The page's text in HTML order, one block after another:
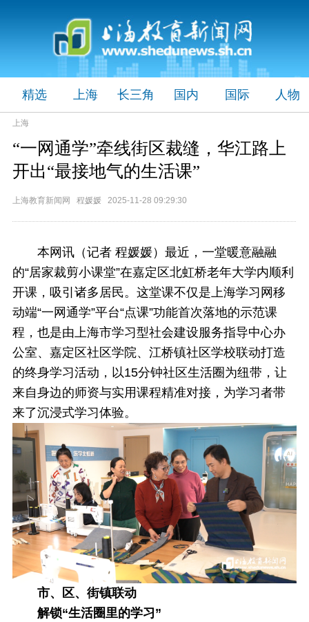
精选 上海 长三角 国内 国际 人物
上海
“一网通学”牵线街区裁缝，华江路上
开出“最接地气的生活课”
上海教育新闻网 程媛媛 2025-11-28 09:29:30
本网讯（记者 程媛媛）最近，一堂暖意融融
的“居家裁剪小课堂”在嘉定区北虹桥老年大学内顺利
开课，吸引诸多居民。这堂课不仅是上海学习网移
动端“一网通学”平台“点课”功能首次落地的示范课
程，也是由上海市学习型社会建设服务指导中心办
公室、嘉定区社区学院、江桥镇社区学校联动打造
的终身学习活动，以15分钟社区生活圈为纽带，让
来自身边的师资与实用课程精准对接，为学习者带
来了沉浸式学习体验。
市、区、街镇联动
解锁“生活圈里的学习”